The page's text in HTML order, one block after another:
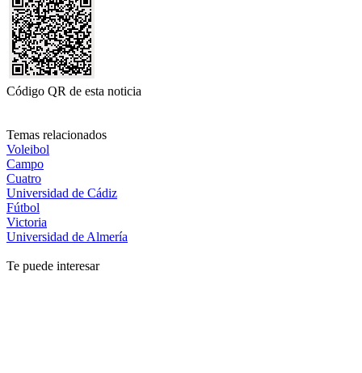
Código QR de esta noticia
Temas relacionados
Voleibol
Campo
Cuatro
Universidad de Cádiz
Fútbol
Victoria
Universidad de Almería
Te puede interesar